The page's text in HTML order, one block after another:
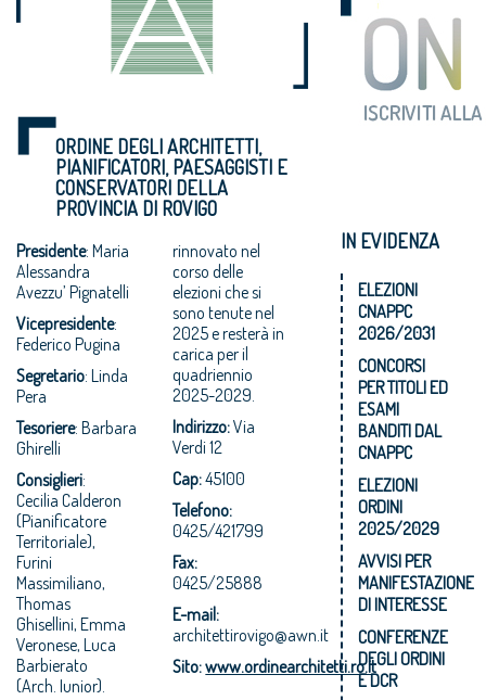
ORDINE DEGLI ARCHITETTI,
PIANIFICATORI, PAESAGGISTI E
CONSERVATORI DELLA
PROVINCIA DI ROVIGO
Presidente: Maria
Alessandra
Avezzu’ Pignatelli
Vicepresidente:
Federico Pugina
Segretario: Linda
Pera
Tesoriere: Barbara
Ghirelli
Consiglieri:
Cecilia Calderon
(Pianificatore
Territoriale),
Furini
Massimiliano,
Thomas
Ghisellini, Emma
Veronese, Luca
Barbierato
(Arch. Iunior).
rinnovato nel
corso delle
elezioni che si
sono tenute nel
2025 e resterà in
carica per il
quadriennio
2025-2029.
Indirizzo:Via
Verdi 12
Cap:45100
Telefono:
0425/421799
Fax:
0425/25888
E-mail:
architettirovigo@awn.it
Sito:www.ordinearchitetti.ro.it
IN EVIDENZA
ELEZIONI
CNAPPC
2026/2031
CONCORSI
PER TITOLI ED
ESAMI
BANDITI DAL
CNAPPC
ELEZIONI
ORDINI
2025/2029
AVVISI PER
MANIFESTAZIONE
DI INTERESSE
CONFERENZE
DEGLI ORDINI
E DCR